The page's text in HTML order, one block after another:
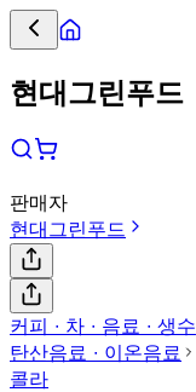
현대그린푸드
판매자
현대그린푸드
커피 ∙ 차 ∙ 음료 ∙ 생수
탄산음료 ∙ 이온음료
콜라